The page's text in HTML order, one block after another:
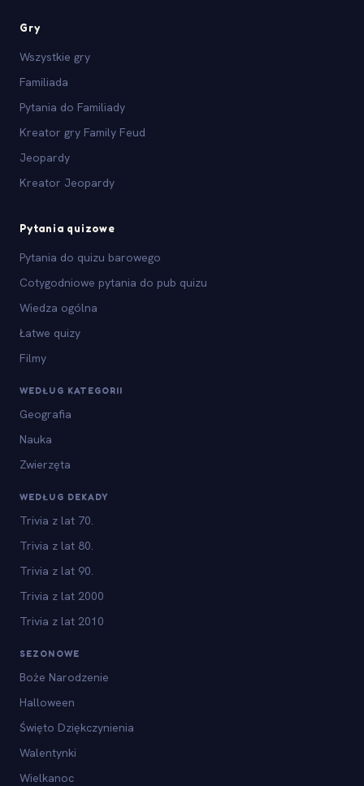
Gry
Wszystkie gry
Familiada
Pytania do Familiady
Kreator gry Family Feud
Jeopardy
Kreator Jeopardy
Pytania quizowe
Pytania do quizu barowego
Cotygodniowe pytania do pub quizu
Wiedza ogólna
Łatwe quizy
Filmy
WEDŁUG KATEGORII
Geografia
Nauka
Zwierzęta
WEDŁUG DEKADY
Trivia z lat 70.
Trivia z lat 80.
Trivia z lat 90.
Trivia z lat 2000
Trivia z lat 2010
SEZONOWE
Boże Narodzenie
Halloween
Święto Dziękczynienia
Walentynki
Wielkanoc